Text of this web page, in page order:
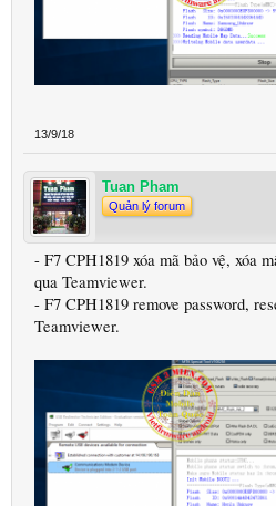
13/9/18
Tuan Pham
Quản lý forum
- F7 CPH1819 xóa mã bảo vệ, xóa
qua Teamviewer.
- F7 CPH1819 remove password,
Teamviewer.